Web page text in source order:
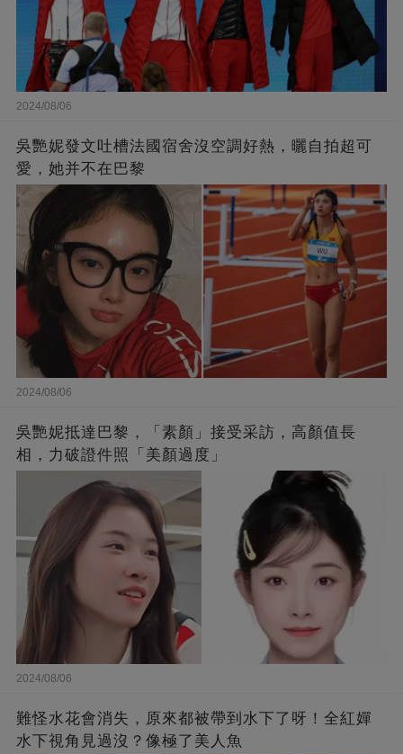
2024/08/06
吳艷妮發文吐槽法國宿舍沒空調好熱，曬自拍超可
愛，她并不在巴黎
2024/08/06
吳艷妮抵達巴黎，「素顏」接受采訪，高顏值長
相，力破證件照「美顏過度」
2024/08/06
難怪水花會消失，原來都被帶到水下了呀！全紅嬋
水下視角見過沒？像極了美人魚